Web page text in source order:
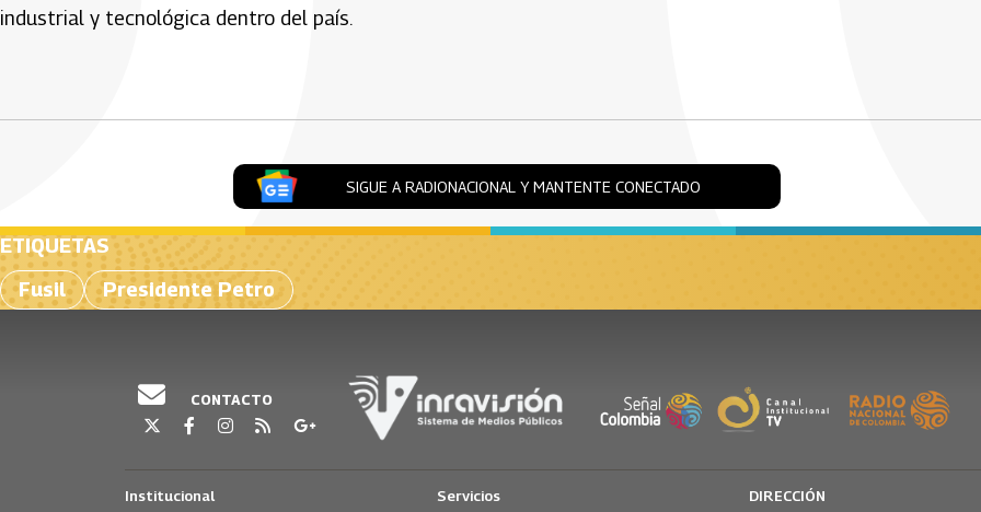
industrial y tecnológica dentro del país.
SIGUE A RADIONACIONAL Y MANTENTE CONECTADO
ETIQUETAS
Fusil
Presidente Petro
CONTACTO
Institucional Servicios DIRECCIÓN